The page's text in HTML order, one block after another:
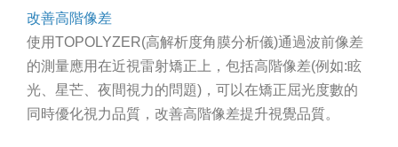
改善高階像差
使用TOPOLYZER(高解析度角膜分析儀)通過波前像差
的測量應用在近視雷射矯正上，包括高階像差(例如:眩
光、星芒、夜間視力的問題)，可以在矯正屈光度數的
同時優化視力品質，改善高階像差提升視覺品質。